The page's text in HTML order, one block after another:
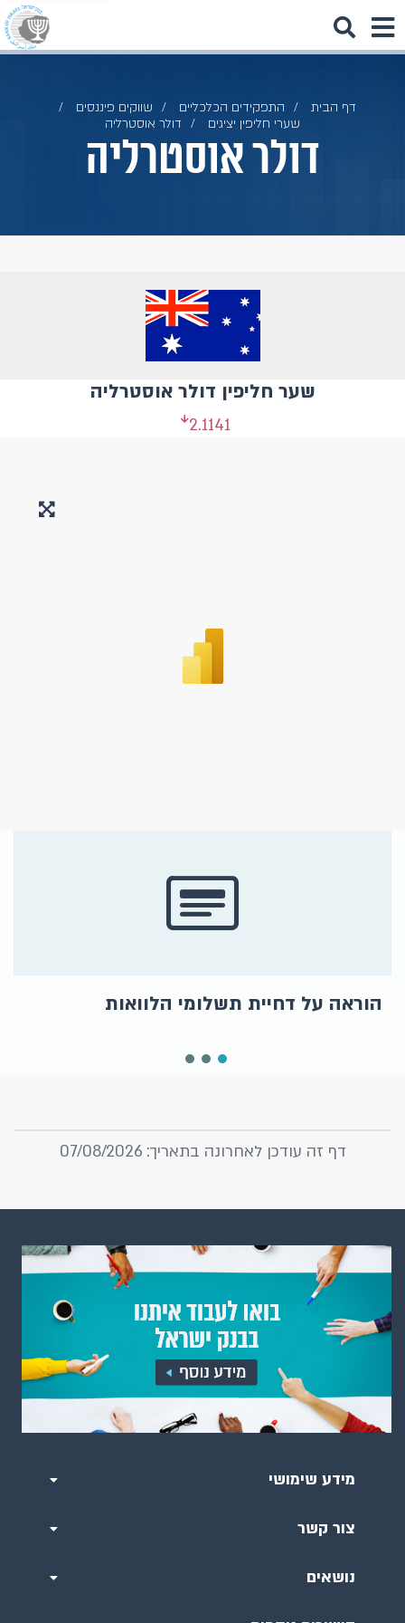
דף הבית התפקידים הכלכליים
שווקים פיננסים
שערי חליפין יציגים
דולר אוסטרליה
דולר אוסטרליה
שער חליפין דולר אוסטרליה
2.1141
הוראה על דחיית תשלומי הלוואות
דף זה עודכן לאחרונה בתאריך: 07/08/2026
מידע שימושי
צור קשר
נושאים